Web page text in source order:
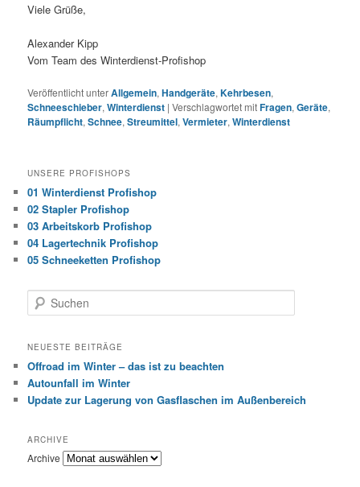
Viele Grüße,
Alexander Kipp
Vom Team des Winterdienst-Profishop
Veröffentlicht unterAllgemein,Handgeräte,Kehrbesen,
Schneeschieber,Winterdienst |Verschlagwortet mitFragen,Geräte,
Räumpflicht,Schnee,Streumittel,Vermieter,Winterdienst
UNSERE PROFISHOPS
01 Winterdienst Profishop
02 Stapler Profishop
03 Arbeitskorb Profishop
04 Lagertechnik Profishop
05 Schneeketten Profishop
Suchen
NEUESTE BEITRÄGE
Offroad im Winter – das ist zu beachten
Autounfall im Winter
Update zur Lagerung von Gasflaschen im Außenbereich
ARCHIVE
Archive